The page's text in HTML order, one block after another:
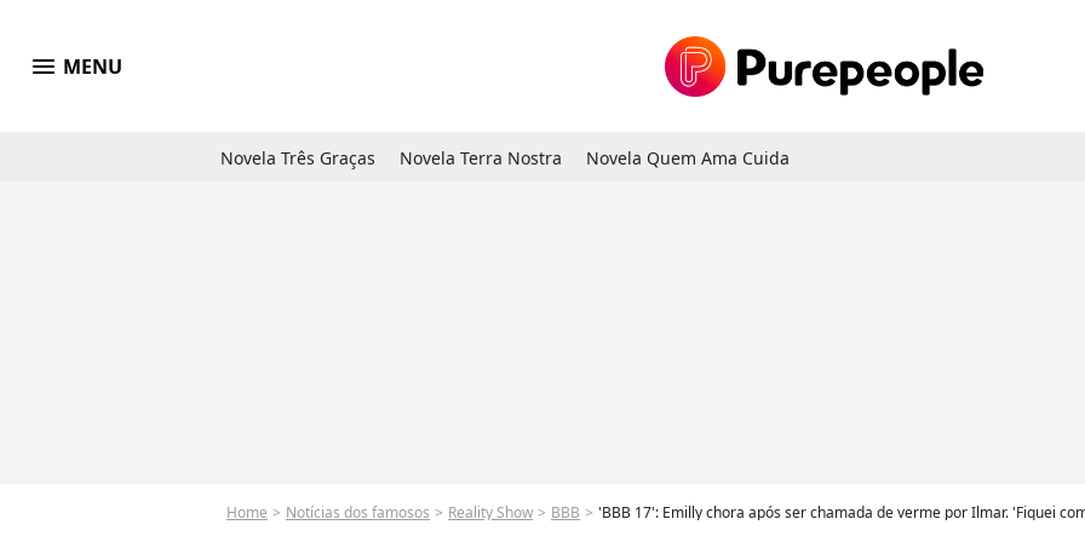
menu MENU
Novela Três Graças Novela Terra Nostra Novela Quem Ama Cuida
Home Notícias dos famosos Reality Show BBB 'BBB 17': Emilly chora após ser chamada de verme por Ilmar. 'Fiquei